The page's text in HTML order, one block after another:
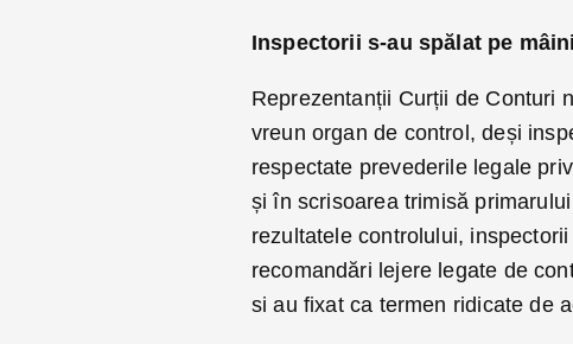
Inspectorii s-au spălat pe
Reprezentanții Curții de Conturi
vreun organ de control, deși
respectate prevederile legale
și în scrisoarea trimisă
rezultatele controlului,
recomandări lejere legate de
si au fixat ca termen ridicate de